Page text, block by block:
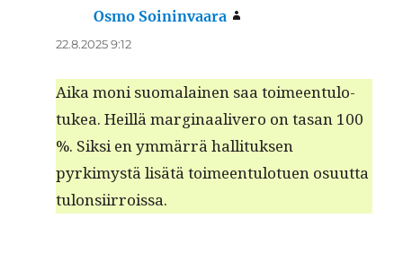
Osmo Soininvaara
22.8.2025 9:12
Aika moni suo­ma­lainen saa toimeen­tu­lo­
tukea. Heil­lä mar­gin­aaliv­ero on tasan 100
%. Sik­si en ymmär­rä hal­li­tuk­sen
pyrkimys­tä lisätä toimeen­tu­lotuen osu­ut­ta
tulonsiirroissa.